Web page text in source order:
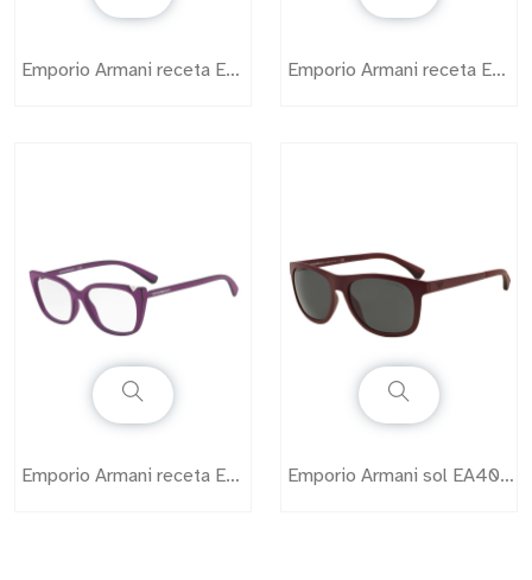
Emporio Armani receta EA3035 Emporio Armani receta EA3047
Emporio Armani receta EA3109 Emporio Armani sol EA4034